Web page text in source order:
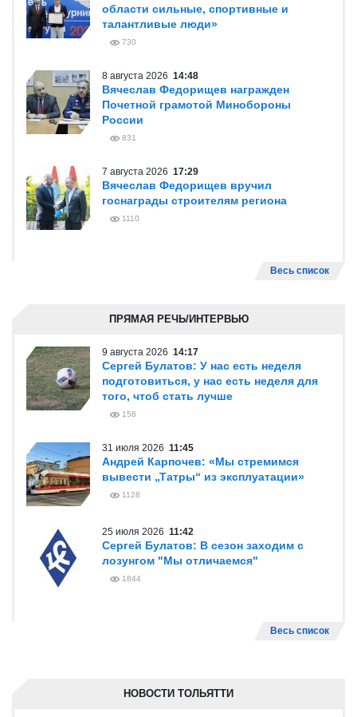
области сильные, спортивные и
талантливые люди»
730
8 августа 2026 14:48
Вячеслав Федорищев награжден
Почетной грамотой Минобороны
России
831
7 августа 2026 17:29
Вячеслав Федорищев вручил
госнаграды строителям региона
1110
Весь список
ПРЯМАЯ РЕЧЬ/ИНТЕРВЬЮ
9 августа 2026 14:17
Сергей Булатов: У нас есть неделя
подготовиться, у нас есть неделя для
того, чтоб стать лучше
158
31 июля 2026 11:45
Андрей Карпочев: «Мы стремимся
вывести „Татры“ из эксплуатации»
1128
25 июля 2026 11:42
Сергей Булатов: В сезон заходим с
лозунгом "Мы отличаемся"
1844
Весь список
НОВОСТИ ТОЛЬЯТТИ